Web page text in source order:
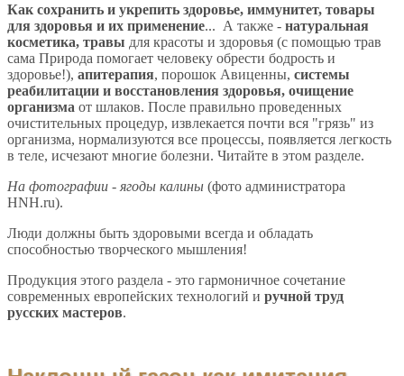
Как сохранить и укрепить здоровье, иммунитет, товары
для здоровья и их применение... А также - натуральная
косметика, травы для красоты и здоровья (c помощью трав
сама Природа помогает человеку обрести бодрость и
здоровье!), апитерапия, порошок Авиценны, системы
реабилитации и восстановления здоровья, очищение
организма от шлаков. После правильно проведенных
очистительных процедур, извлекается почти вся "грязь" из
организма, нормализуются все процессы, появляется легкость
в теле, исчезают многие болезни. Читайте в этом разделе.
На фотографии - ягоды калины (фото администратора
HNH.ru).
Люди должны быть здоровыми всегда и обладать
способностью творческого мышления!
Продукция этого раздела - это гармоничное сочетание
современных европейских технологий и ручной труд
русских мастеров.